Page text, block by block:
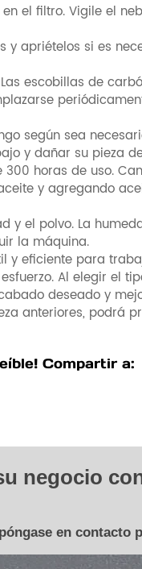
el filtro. Vigile el
apriételos si es
escobillas de
según sea
y dañar su pieza
horas de uso.
y agregando
y el polvo. La
la máquina.
y eficiente para
Al elegir el
deseado y
anteriores, podrá
Compartir a:
negocio
en contacto